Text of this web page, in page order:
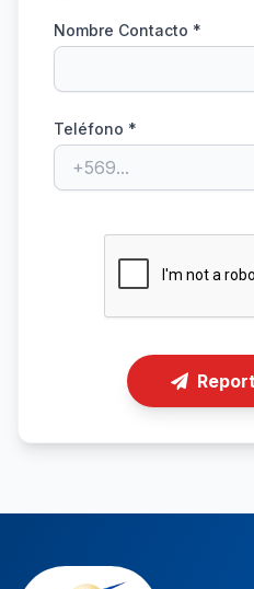
Nombre Contacto *
Teléfono *